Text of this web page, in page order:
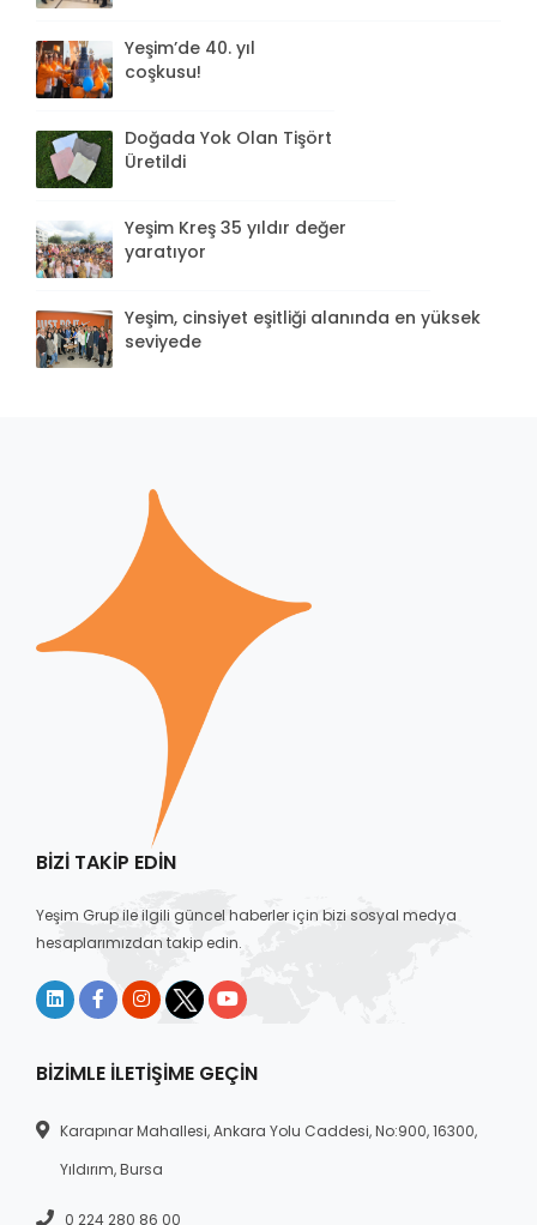
Yeşim’de 40. yıl
coşkusu!
Doğada Yok Olan Tişört
Üretildi
Yeşim Kreş 35 yıldır değer
yaratıyor
Yeşim, cinsiyet eşitliği alanında en yüksek
seviyede
BIZI TAKIP EDIN
Yeşim Grup ile ilgili güncel haberler için bizi sosyal medya
hesaplarımızdan takip edin.
BIZIMLE İLETIŞIME GEÇIN
Karapınar Mahallesi, Ankara Yolu Caddesi, No:900, 16300,
Yıldırım, Bursa
0 224 280 86 00